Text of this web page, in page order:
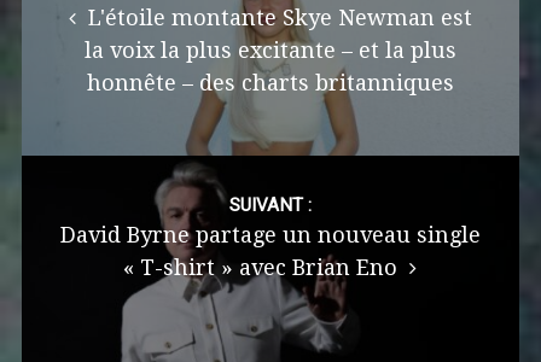
L'étoile montante Skye Newman est
la voix la plus excitante – et la plus
honnête – des charts britanniques
SUIVANT :
David Byrne partage un nouveau single
« T-shirt » avec Brian Eno